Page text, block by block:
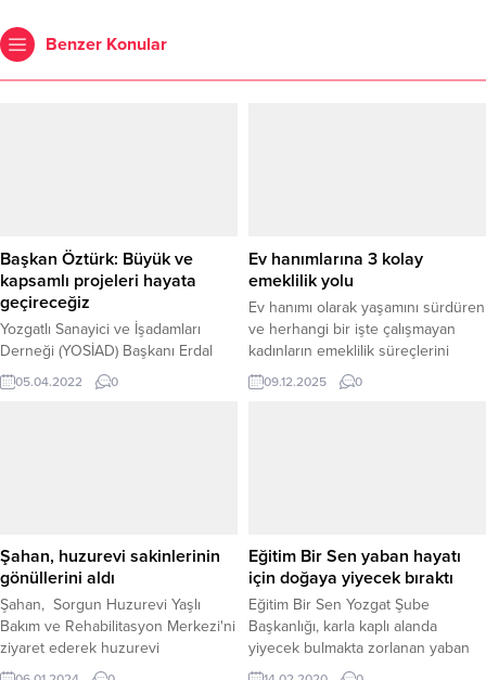
Benzer Konular
Başkan Öztürk: Büyük ve
kapsamlı projeleri hayata
geçireceğiz
Yozgatlı Sanayici ve İşadamları
Derneği (YOSİAD) Başkanı Erdal
Öztürk, yıl içerisinde çok önemli bir
projeyi hayata geçireceklerini
05.04.2022 0
Ev hanımlarına 3 kolay
emeklilik yolu
Ev hanımı olarak yaşamını sürdüren
ve herhangi bir işte çalışmayan
kadınların emeklilik süreçlerini
kolaylaştıran üç önemli uygulama
dikkat çekiyor. Prim desteği sunan
kadınların sosyal güvenlik
sistemine...
09.12.2025 0
Şahan, huzurevi sakinlerinin
gönüllerini aldı
Şahan, Sorgun Huzurevi Yaşlı
Bakım ve Rehabilitasyon Merkezi'ni
ziyaret ederek huzurevi
sakinlerinin gönüllerini aldı.
Eğitim Bir Sen yaban hayatı
için doğaya yiyecek bıraktı
Eğitim Bir Sen Yozgat Şube
Başkanlığı, karla kaplı alanda
yiyecek bulmakta zorlanan yaban
hayvanları için doğaya yiyecek